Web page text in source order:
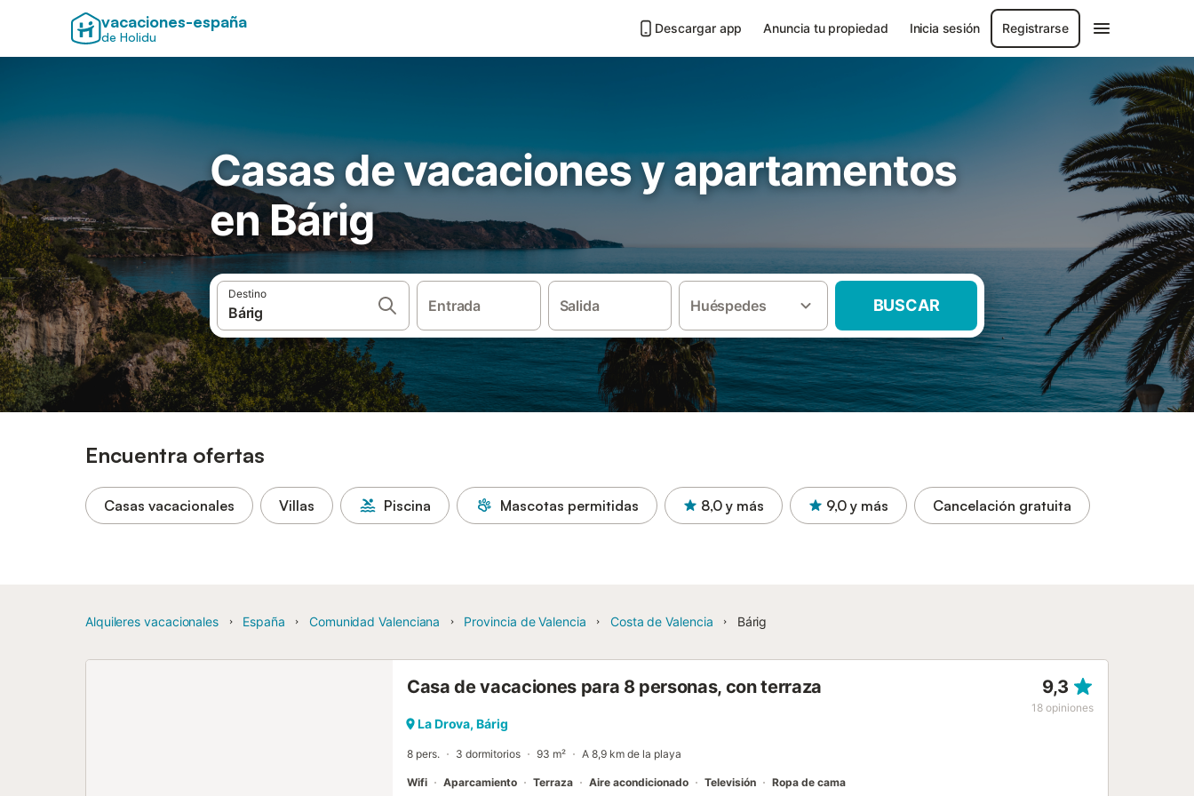
vacaciones-españa
de Holidu
Descargar app Anuncia tu propiedad Inicia sesión Registrarse
Casas de vacaciones y apartamentos
en Bárig
Destino
Entrada Salida Huéspedes BUSCAR
Encuentra ofertas
Casas vacacionales Villas Piscina Mascotas permitidas 8,0 y más 9,0 y más Cancelación gratuita
Alquileres vacacionales España Comunidad Valenciana Provincia de Valencia Costa de Valencia Bárig
Casa de vacaciones para 8 personas, con terraza 9,3
18 opiniones
La Drova, Bárig
8 pers. 3 dormitorios 93 m² A 8,9 km de la playa
Wifi Aparcamiento Terraza Aire acondicionado Televisión Ropa de cama